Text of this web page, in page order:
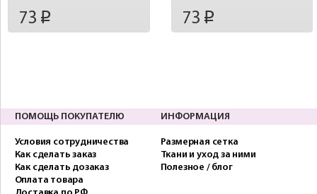
73 p 73 p
ПОМОЩЬ ПОКУПАТЕЛЮ
Условия сотрудничества
Как сделать заказ
Как сделать дозаказ
Оплата товара
ИНФОРМАЦИЯ
Размерная сетка
Ткани и уход за ними
Полезное / блог